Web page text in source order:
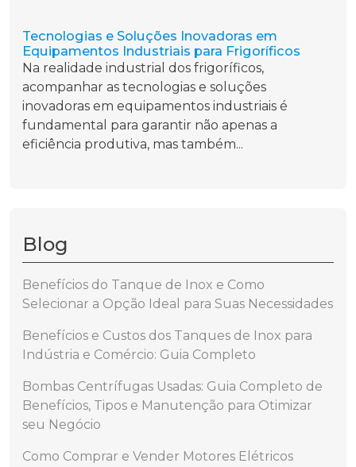
Tecnologias e Soluções Inovadoras em
Equipamentos Industriais para Frigoríficos
Na realidade industrial dos frigoríficos,
acompanhar as tecnologias e soluções
inovadoras em equipamentos industriais é
fundamental para garantir não apenas a
eficiência produtiva, mas também...
Blog
Benefícios do Tanque de Inox e Como
Selecionar a Opção Ideal para Suas Necessidades
Benefícios e Custos dos Tanques de Inox para
Indústria e Comércio: Guia Completo
Bombas Centrífugas Usadas: Guia Completo de
Benefícios, Tipos e Manutenção para Otimizar
seu Negócio
Como Comprar e Vender Motores Elétricos